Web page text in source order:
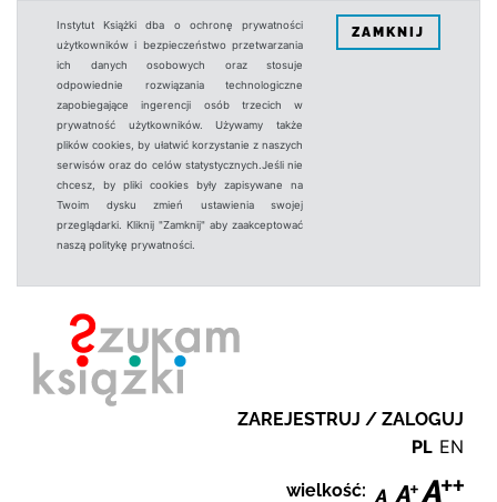
Instytut Książki dba o ochronę prywatności
użytkowników i bezpieczeństwo przetwarzania
ich danych osobowych oraz stosuje
odpowiednie rozwiązania technologiczne
zapobiegające ingerencji osób trzecich w
prywatność użytkowników. Używamy także
plików cookies, by ułatwić korzystanie z naszych
serwisów oraz do celów statystycznych.Jeśli nie
chcesz, by pliki cookies były zapisywane na
Twoim dysku zmień ustawienia swojej
przeglądarki. Kliknij "Zamknij" aby zaakceptować
naszą politykę prywatności.
ZAMKNIJ
ZAREJESTRUJ / ZALOGUJ
PL EN
wielkość: